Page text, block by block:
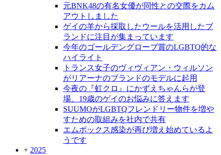
元BNK48の有名女優が同性との交際をカム
アウトしました
ゲイの羊から採取したウールを活用したブ
ランドに注目が集まっています
今年のゴールデングローブ賞のLGBTQ的な
ハイライト
トランス女子のヴィヴィアン・ウィルソン
がリアーナのブランドのモデルに起用
今夜の『虹クロ』にかずえちゃんらが登
場、19歳のゲイのお悩みに答えます
SUUMOがLGBTQフレンドリー物件を増や
すための取組みを社内で共有
エムポックス感染が再び増え始めているよ
うです
+ 2025